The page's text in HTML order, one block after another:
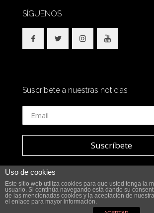
SÍGUENOS
Suscríbete a nuestras noticias
© 2018 SidesOut. All Rights
Uso de cookies
Este sitio web utiliza cookies para que usted tenga la
usuario. Si continúa navegando está dando su
de las mencionadas cookies y la aceptación de nuestra
el enlace para mayor información.